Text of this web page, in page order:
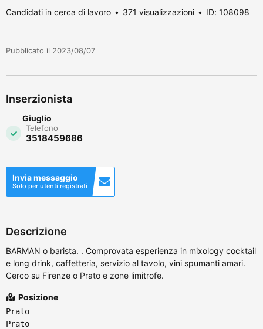
Candidati in cerca di lavoro 371 visualizzazioni ID: 108098
Pubblicato il 2023/08/07
Inserzionista
Giuglio
Telefono
3518459686
Invia messaggio
Solo per utenti registrati
Descrizione
BARMAN o barista. . Comprovata esperienza in mixology cocktail
e long drink, caffetteria, servizio al tavolo, vini spumanti amari.
Cerco su Firenze o Prato e zone limitrofe.
Posizione
Prato
Prato